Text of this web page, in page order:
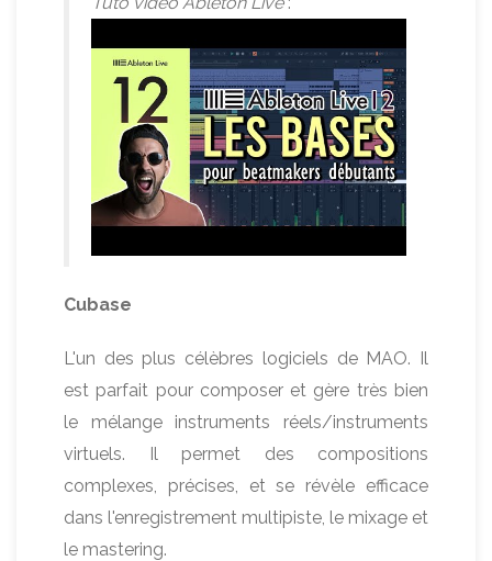
Cubase
L'un des plus célèbres logiciels de MAO. Il
est parfait pour composer et gère très bien
le mélange instruments réels/instruments
virtuels. Il permet des compositions
complexes, précises, et se révèle efficace
dans l'enregistrement multipiste, le mixage et
le mastering.